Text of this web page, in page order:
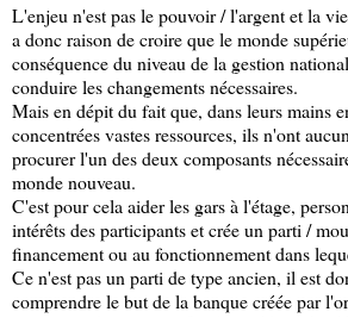
L'enjeu n'est pas le pouvoir / l'argent et la
a donc raison de croire que le monde
conséquence du niveau de la gestion
conduire les changements nécessaires.
Mais en dépit du fait que, dans leurs mains
concentrées vastes ressources, ils n'ont
procurer l'un des deux composants
monde nouveau.
C'est pour cela aider les gars à l'étage,
intérêts des participants et crée un parti /
financement ou au fonctionnement dans
Ce n'est pas un parti de type ancien, il est
comprendre le but de la banque créée par